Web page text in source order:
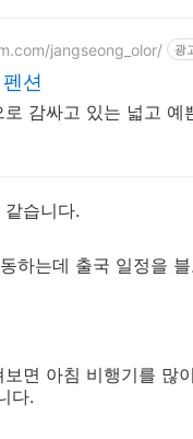
jangseong_olor/ 광
션
감싸고 있는 넓고 예
습니다.
하는데 출국 일정을
면 아침 비행기를 많
다.